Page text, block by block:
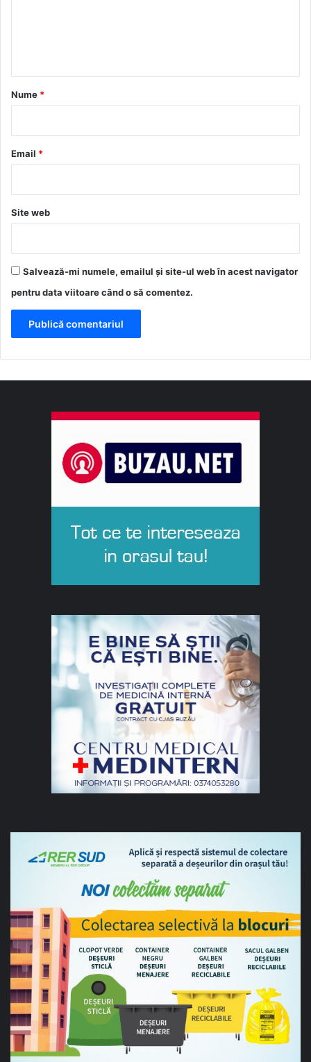
r
*
Nume *
Email *
Site web
Salvează-mi numele, emailul și site-ul web în acest navigator
pentru data viitoare când o să comentez.